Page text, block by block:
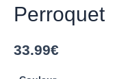
Perroquet
33.99€